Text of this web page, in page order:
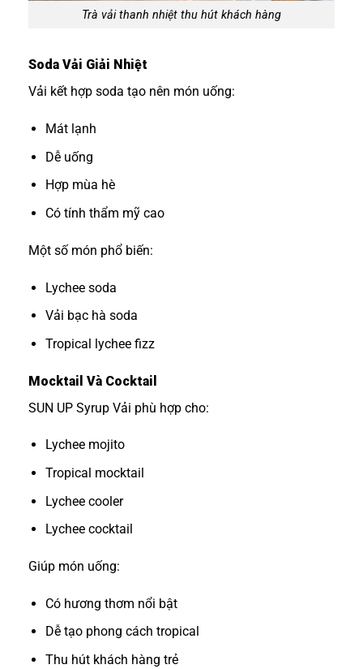
Trà vải thanh nhiệt thu hút khách hàng
Soda Vải Giải Nhiệt
Vải kết hợp soda tạo nên món uống:
Mát lạnh
Dễ uống
Hợp mùa hè
Có tính thẩm mỹ cao
Một số món phổ biến:
Lychee soda
Vải bạc hà soda
Tropical lychee fizz
Mocktail Và Cocktail
SUN UP Syrup Vải phù hợp cho:
Lychee mojito
Tropical mocktail
Lychee cooler
Lychee cocktail
Giúp món uống:
Có hương thơm nổi bật
Dễ tạo phong cách tropical
Thu hút khách hàng trẻ